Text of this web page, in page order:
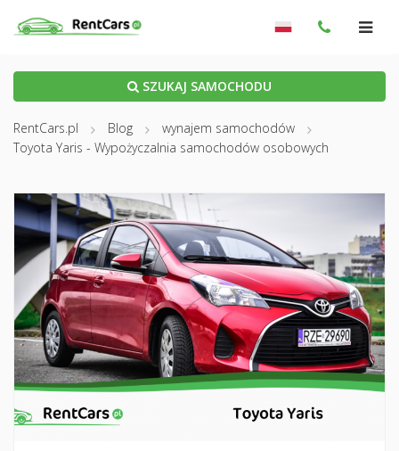
SZUKAJ SAMOCHODU
RentCars.pl Blog
wynajem samochodów
Toyota Yaris - Wypożyczalnia samochodów osobowych